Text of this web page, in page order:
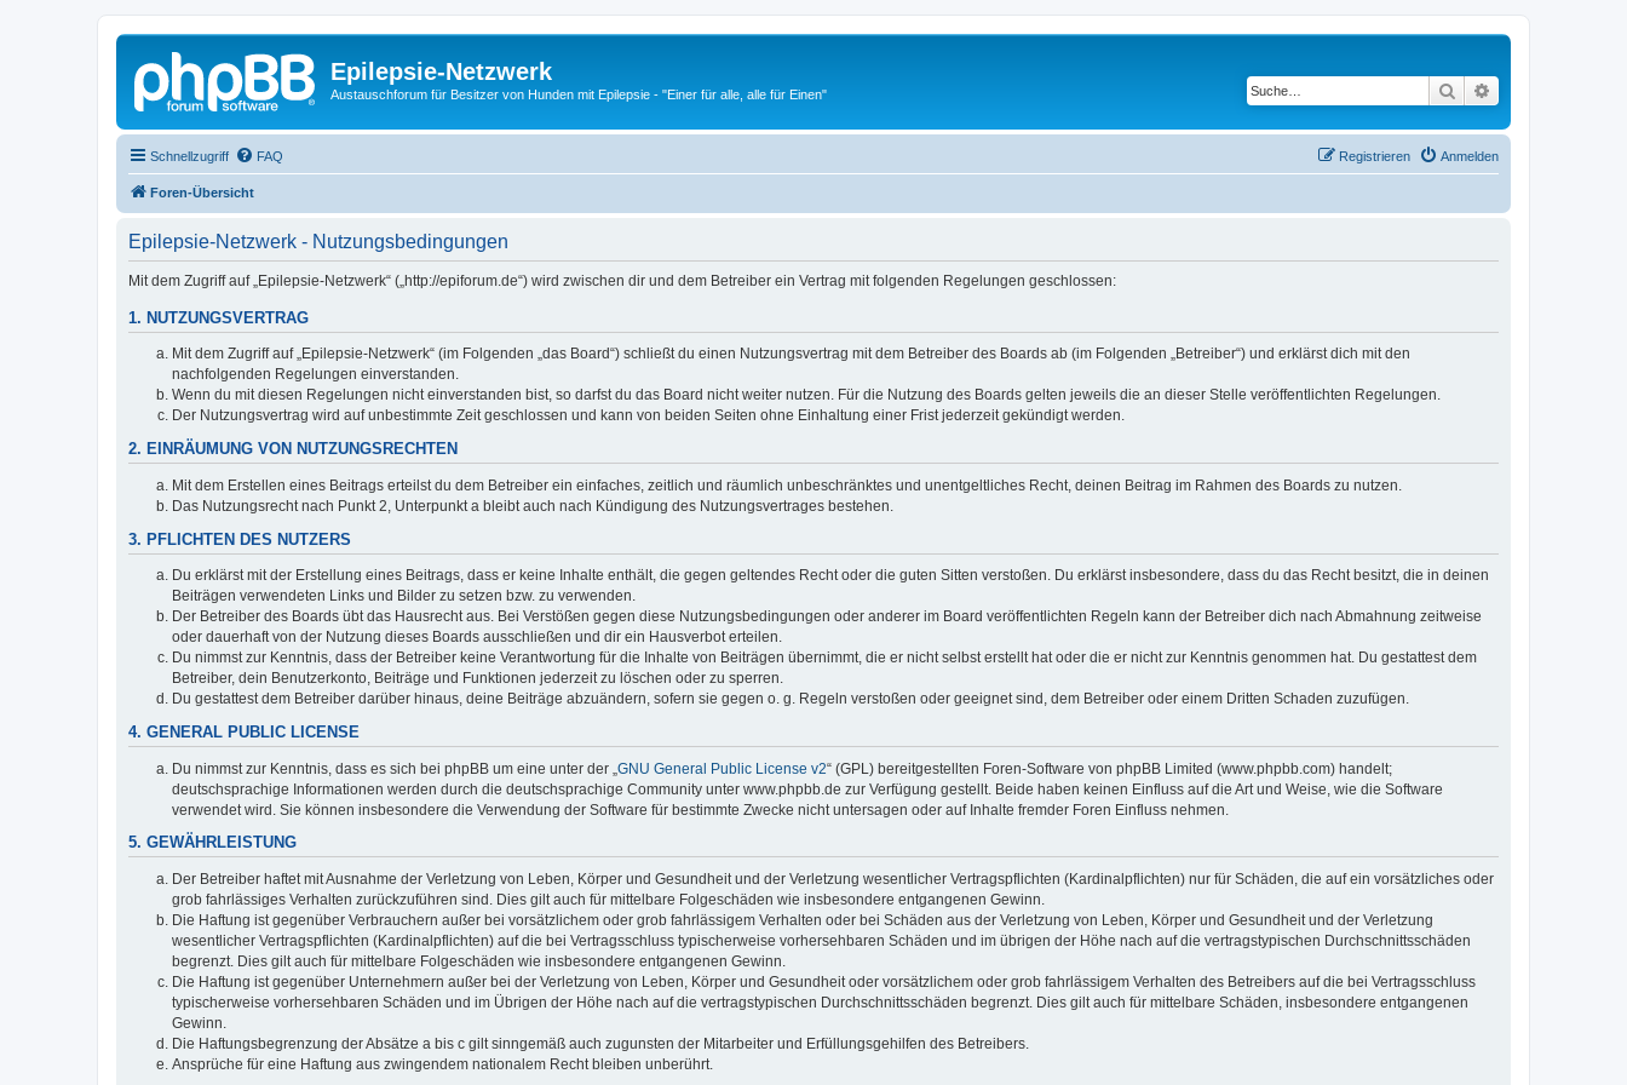
Epilepsie-Netzwerk
Austauschforum für Besitzer von Hunden mit Epilepsie - "Einer für alle, alle für Einen" Suche
Schnellzugriff FAQ Anmelden
Registrieren
Foren-Übersicht
Epilepsie-Netzwerk - Nutzungsbedingungen
Mit dem Zugriff auf „Epilepsie-Netzwerk“ („http://epiforum.de“) wird zwischen dir und dem Betreiber ein Vertrag mit folgenden Regelungen geschlossen:
1. NUTZUNGSVERTRAG
Mit dem Zugriff auf „Epilepsie-Netzwerk“ (im Folgenden „das Board“) schließt du einen Nutzungsvertrag mit dem Betreiber des Boards ab (im Folgenden „Betreiber“) und erklärst dich mit den
nachfolgenden Regelungen einverstanden.
Wenn du mit diesen Regelungen nicht einverstanden bist, so darfst du das Board nicht weiter nutzen. Für die Nutzung des Boards gelten jeweils die an dieser Stelle veröffentlichten Regelungen.
Der Nutzungsvertrag wird auf unbestimmte Zeit geschlossen und kann von beiden Seiten ohne Einhaltung einer Frist jederzeit gekündigt werden.
2. EINRÄUMUNG VON NUTZUNGSRECHTEN
Mit dem Erstellen eines Beitrags erteilst du dem Betreiber ein einfaches, zeitlich und räumlich unbeschränktes und unentgeltliches Recht, deinen Beitrag im Rahmen des Boards zu nutzen.
Das Nutzungsrecht nach Punkt 2, Unterpunkt a bleibt auch nach Kündigung des Nutzungsvertrages bestehen.
3. PFLICHTEN DES NUTZERS
Du erklärst mit der Erstellung eines Beitrags, dass er keine Inhalte enthält, die gegen geltendes Recht oder die guten Sitten verstoßen. Du erklärst insbesondere, dass du das Recht besitzt, die in deinen
Beiträgen verwendeten Links und Bilder zu setzen bzw. zu verwenden.
Der Betreiber des Boards übt das Hausrecht aus. Bei Verstößen gegen diese Nutzungsbedingungen oder anderer im Board veröffentlichten Regeln kann der Betreiber dich nach Abmahnung zeitweise
oder dauerhaft von der Nutzung dieses Boards ausschließen und dir ein Hausverbot erteilen.
Du nimmst zur Kenntnis, dass der Betreiber keine Verantwortung für die Inhalte von Beiträgen übernimmt, die er nicht selbst erstellt hat oder die er nicht zur Kenntnis genommen hat. Du gestattest dem
Betreiber, dein Benutzerkonto, Beiträge und Funktionen jederzeit zu löschen oder zu sperren.
Du gestattest dem Betreiber darüber hinaus, deine Beiträge abzuändern, sofern sie gegen o. g. Regeln verstoßen oder geeignet sind, dem Betreiber oder einem Dritten Schaden zuzufügen.
4. GENERAL PUBLIC LICENSE
Du nimmst zur Kenntnis, dass es sich bei phpBB um eine unter der „ GNU General Public License v2“ (GPL) bereitgestellten Foren-Software von phpBB Limited (www.phpbb.com) handelt;
deutschsprachige Informationen werden durch die deutschsprachige Community unter www.phpbb.de zur Verfügung gestellt. Beide haben keinen Einfluss auf die Art und Weise, wie die Software
verwendet wird. Sie können insbesondere die Verwendung der Software für bestimmte Zwecke nicht untersagen oder auf Inhalte fremder Foren Einfluss nehmen.
5. GEWÄHRLEISTUNG
Der Betreiber haftet mit Ausnahme der Verletzung von Leben, Körper und Gesundheit und der Verletzung wesentlicher Vertragspflichten (Kardinalpflichten) nur für Schäden, die auf ein vorsätzliches oder
grob fahrlässiges Verhalten zurückzuführen sind. Dies gilt auch für mittelbare Folgeschäden wie insbesondere entgangenen Gewinn.
Die Haftung ist gegenüber Verbrauchern außer bei vorsätzlichem oder grob fahrlässigem Verhalten oder bei Schäden aus der Verletzung von Leben, Körper und Gesundheit und der Verletzung
wesentlicher Vertragspflichten (Kardinalpflichten) auf die bei Vertragsschluss typischerweise vorhersehbaren Schäden und im übrigen der Höhe nach auf die vertragstypischen Durchschnittsschäden
begrenzt. Dies gilt auch für mittelbare Folgeschäden wie insbesondere entgangenen Gewinn.
Die Haftung ist gegenüber Unternehmern außer bei der Verletzung von Leben, Körper und Gesundheit oder vorsätzlichem oder grob fahrlässigem Verhalten des Betreibers auf die bei Vertragsschluss
typischerweise vorhersehbaren Schäden und im Übrigen der Höhe nach auf die vertragstypischen Durchschnittsschäden begrenzt. Dies gilt auch für mittelbare Schäden, insbesondere entgangenen
Gewinn.
Die Haftungsbegrenzung der Absätze a bis c gilt sinngemäß auch zugunsten der Mitarbeiter und Erfüllungsgehilfen des Betreibers.
Ansprüche für eine Haftung aus zwingendem nationalem Recht bleiben unberührt.